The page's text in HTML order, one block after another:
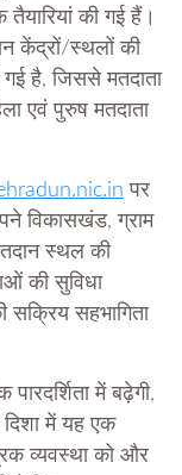
की गई हैं।
केंद्रों/स्थलों की
है, जिससे मतदाता
एवं पुरुष मतदाता
पर
विकासखंड, ग्राम
स्थल की
की सुविधा
सक्रिय सहभागिता
में बढ़ेगी,
में यह एक
व्यवस्था को और